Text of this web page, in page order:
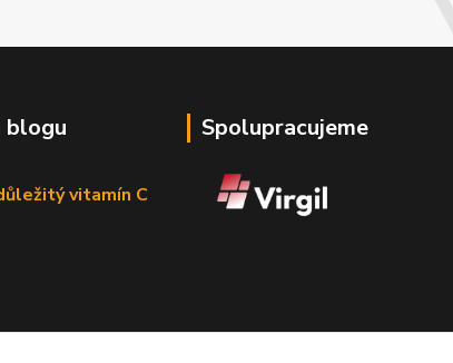
blogu
vitamín C
Spolupracujeme